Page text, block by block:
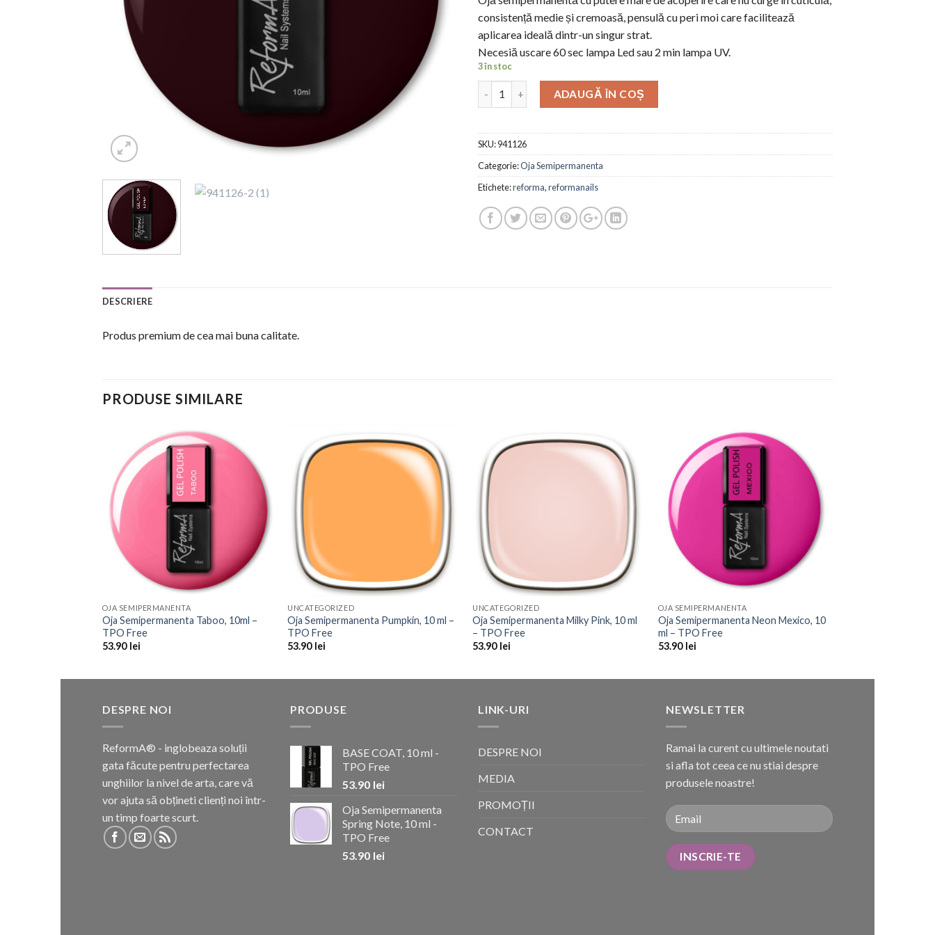
consistență medie și cremoasă, pensulă cu peri moi care facilitează
aplicarea ideală dintr-un singur strat.
Necesiă uscare 60 sec lampa Led sau 2 min lampa UV.
3 în stoc
ADAUGĂ ÎN COȘ
SKU:941126
Categorie:Oja Semipermanenta
Etichete:reforma,reformanails
DESCRIERE
Produs premium de cea mai buna calitate.
PRODUSE SIMILARE
Add to
Wishlist
OJA SEMIPERMANENTA
Oja Semipermanenta Taboo, 10ml –
TPO Free
53.90 lei
Add to
Wishlist
UNCATEGORIZED
Oja Semipermanenta Pumpkin, 10 ml –
TPO Free
53.90 lei
Add to
Wishlist
UNCATEGORIZED
Oja Semipermanenta Milky Pink, 10 ml
– TPO Free
53.90 lei
Add to
Wishlist
OJA SEMIPERMANENTA
Oja Semipermanenta Neon Mexico, 10
ml – TPO Free
53.90 lei
DESPRE NOI
ReformA® - inglobeaza soluții
gata făcute pentru perfectarea
unghiilor la nivel de arta, care vă
vor ajuta să obțineti clienți noi într-
un timp foarte scurt.
PRODUSE
BASE COAT, 10 ml -
TPO Free
53.90 lei
Oja Semipermanenta
Spring Note, 10 ml -
TPO Free
53.90 lei
LINK-URI
DESPRE NOI
MEDIA
PROMOȚII
CONTACT
NEWSLETTER
Ramai la curent cu ultimele noutati
si afla tot ceea ce nu stiai despre
produsele noastre!